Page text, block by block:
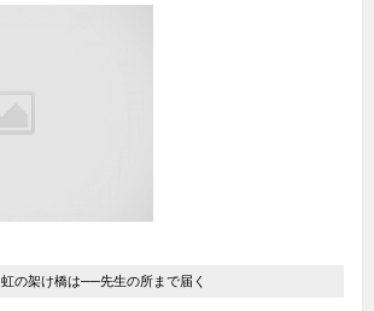
虹の架け橋は──先生の所まで届く